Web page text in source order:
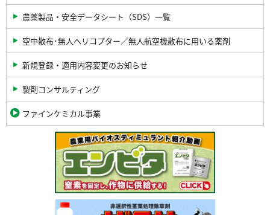
農薬製品・安全データシート（SDS）一覧
空中散布･無人ヘリコプター／無人航空機散布に用いる薬剤
新規登録・適用内容変更のお知らせ
製剤コンサルティング
ファインケミカル事業